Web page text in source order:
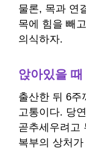
물론, 목과 연
목에 힘을 빼
의식하자.
앉아있을 때
출산한 뒤 6주
고통이다. 당
곧추세우려고
복부의 상처